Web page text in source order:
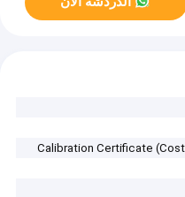
Calibration Certificate